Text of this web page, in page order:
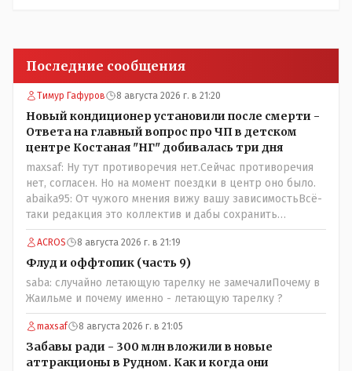
Последние сообщения
Тимур Гафуров 8 августа 2026 г. в 21:20
Новый кондиционер установили после смерти -
Ответа на главный вопрос про ЧП в детском
центре Костаная "НГ" добивалась три дня
maxsaf: Ну тут противоречия нет.Сейчас противоречия
нет, согласен. Но на момент поездки в центр оно было.
abaika95: От чужого мнения вижу вашу зависимостьВсё-
таки редакция это коллектив и дабы сохранить
профессиональное лицо можно было бы и указать
Общественному объединению на не корректность
высказываний о вас в том тоне в котором была та
публикация.В комментарии от ОО было и мнение, и
факт. На мнение я ответил там же. В том же тоне
отвечать не намерен, но акценты расставил. А вот факт
нужно было проверить. Что мы и сделали. И если это вы
называете зависимостью, то у меня другое
представление об этом термине.
ACROS 8 августа 2026 г. в 21:19
Флуд и оффтопик (часть 9)
saba: случайно летающую тарелку не замечалиПочему в
Жаильме и почему именно - летающую тарелку ?
maxsaf 8 августа 2026 г. в 21:05
Забавы ради - 300 млн вложили в новые
аттракционы в Рудном. Как и когда они